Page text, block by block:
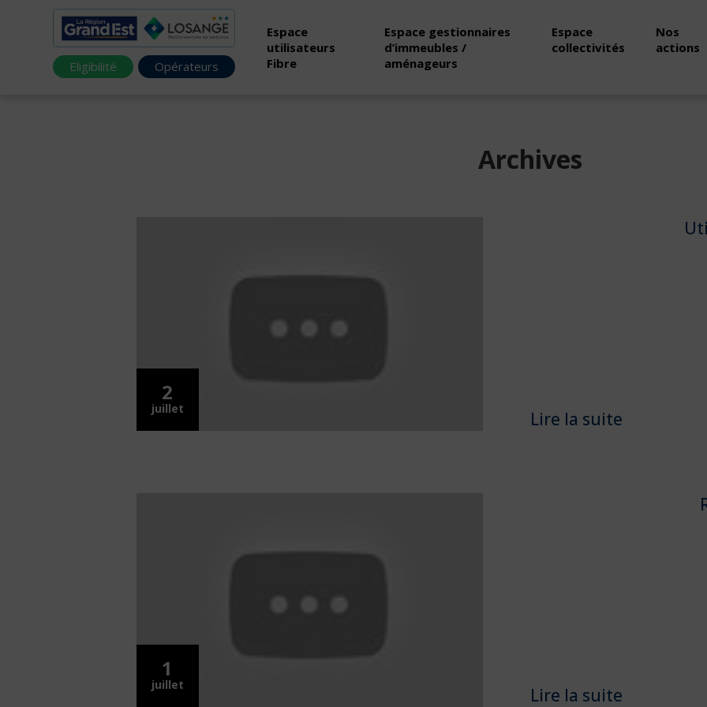
Eligibilité Opérateurs
Espace
utilisateurs
Fibre
Espace gestionnaires
d’immeubles /
aménageurs
Espace
collectivités
Nos
actions
Archives
2
juillet Lire la suite
1
juillet Lire la suite